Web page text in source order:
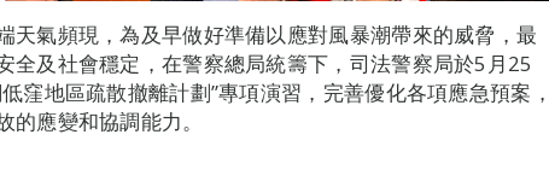
天氣頻現，為及早做好準備以應對風暴潮帶來的威脅，最
全及社會穩定，在警察總局統籌下，司法警察局於5月25
窪地區疏散撤離計劃”專項演習，完善優化各項應急預案，
應變和協調能力。